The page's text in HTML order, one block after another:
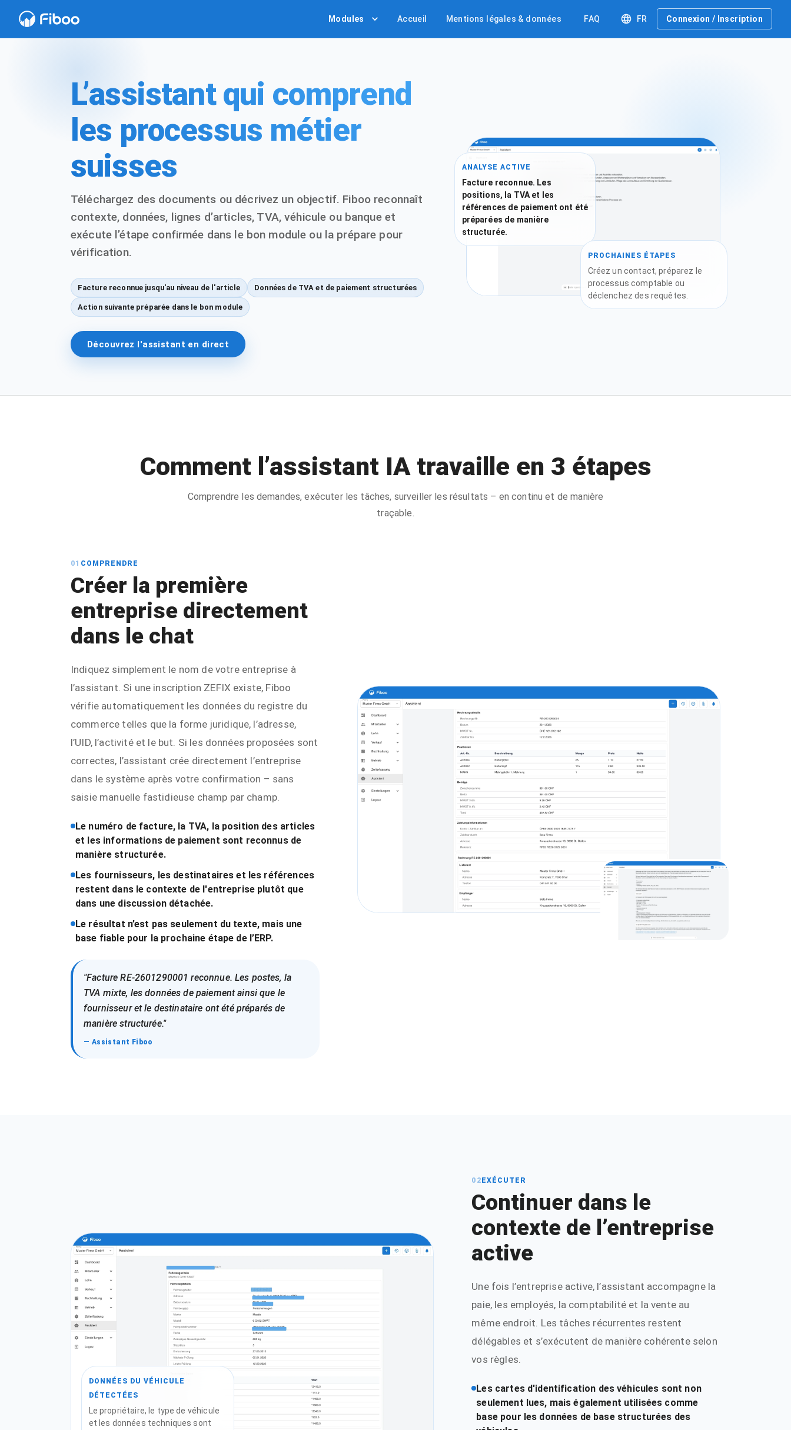
Modules Accueil Mentions légales & données FAQ FR Connexion / Inscription
L’assistant qui comprend
les processus métier
suisses
Téléchargez des documents ou décrivez un objectif. Fiboo reconnaît
contexte, données, lignes d’articles, TVA, véhicule ou banque et
exécute l’étape confirmée dans le bon module ou la prépare pour
vérification.
Facture reconnue jusqu'au niveau de l'article Données de TVA et de paiement structurées
Action suivante préparée dans le bon module
Découvrez l'assistant en direct
ANALYSE ACTIVE
Facture reconnue. Les
positions, la TVA et les
références de paiement ont été
préparées de manière
structurée.
PROCHAINES ÉTAPES
Créez un contact, préparez le
processus comptable ou
déclenchez des requêtes.
Comment l’assistant IA travaille en 3 étapes
Comprendre les demandes, exécuter les tâches, surveiller les résultats – en continu et de manière
traçable.
01 COMPRENDRE
Créer la première
entreprise directement
dans le chat
Indiquez simplement le nom de votre entreprise à
l’assistant. Si une inscription ZEFIX existe, Fiboo
vérifie automatiquement les données du registre du
commerce telles que la forme juridique, l’adresse,
l’UID, l’activité et le but. Si les données proposées sont
correctes, l’assistant crée directement l’entreprise
dans le système après votre confirmation – sans
saisie manuelle fastidieuse champ par champ.
Le numéro de facture, la TVA, la position des articles
et les informations de paiement sont reconnus de
manière structurée.
Les fournisseurs, les destinataires et les références
restent dans le contexte de l'entreprise plutôt que
dans une discussion détachée.
Le résultat n’est pas seulement du texte, mais une
base fiable pour la prochaine étape de l’ERP.
"Facture RE-2601290001 reconnue. Les postes, la
TVA mixte, les données de paiement ainsi que le
fournisseur et le destinataire ont été préparés de
manière structurée."
— Assistant Fiboo
DONNÉES DU VÉHICULE
DÉTECTÉES
Le propriétaire, le type de véhicule
et les données techniques sont
02EXÉCUTER
Continuer dans le
contexte de l’entreprise
active
Une fois l’entreprise active, l’assistant accompagne la
paie, les employés, la comptabilité et la vente au
même endroit. Les tâches récurrentes restent
délégables et s’exécutent de manière cohérente selon
vos règles.
Les cartes d'identification des véhicules sont non
seulement lues, mais également utilisées comme
base pour les données de base structurées des